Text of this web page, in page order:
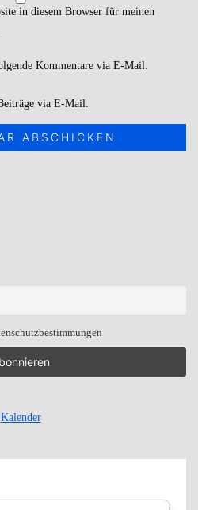
in diesem Browser für meinen
Kommentare via E-Mail.
via E-Mail.
Kalender